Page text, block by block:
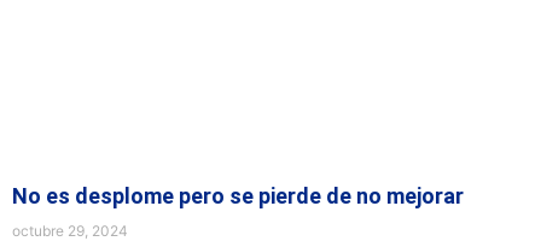
No es desplome pero se pierde de no mejorar
octubre 29, 2024